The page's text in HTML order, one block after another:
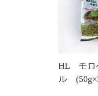
HL モロ
ル